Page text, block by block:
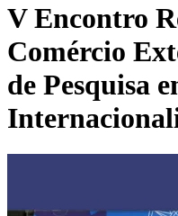
V Encontro
Comércio
de Pesquisa